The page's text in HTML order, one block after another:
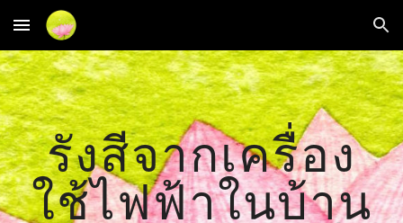
Skip to main content Skip to navigation
รังสีจากเครื่อง
ใช้ไฟฟ้าในบ้าน